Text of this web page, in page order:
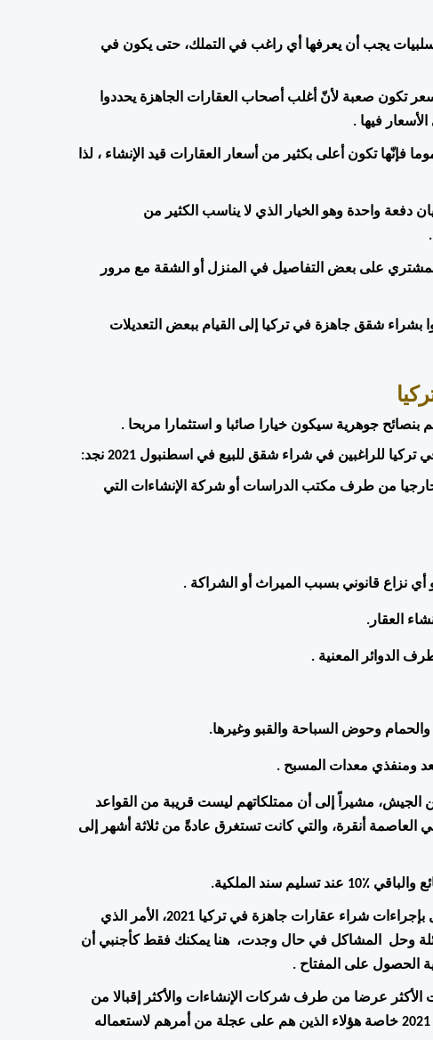
فيها .
جوهرية سيكون خيارا صائبا و استثمارا مربحا .
للراغبين في شراء شقق للبيع في اسطنبول 2021 نجد:
نزاع قانوني بسبب الميراث أو الشراكة .
العقار.
الدوائر المعنية .
وحوض السباحة والقبو وغيرها.
ومنفذي معدات المسبح .
الحصول على المفتاح .